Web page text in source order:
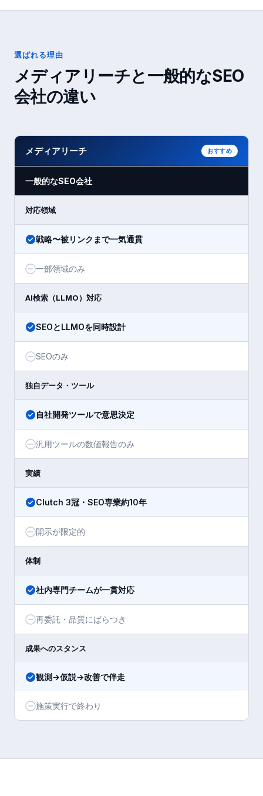
選ばれる理由
メディアリーチと一般的なSEO
会社の違い
メディアリーチ おすすめ
一般的なSEO会社
対応領域
戦略〜被リンクまで一気通貫
一部領域のみ
AI検索（LLMO）対応
SEOとLLMOを同時設計
SEOのみ
独自データ・ツール
自社開発ツールで意思決定
汎用ツールの数値報告のみ
実績
Clutch 3冠・SEO専業約10年
開示が限定的
体制
社内専門チームが一貫対応
再委託・品質にばらつき
成果へのスタンス
観測→仮説→改善で伴走
施策実行で終わり